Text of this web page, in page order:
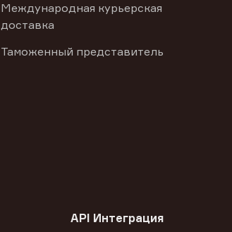
Международная курьерская
доставка
Таможенный представитель
API Интеграция